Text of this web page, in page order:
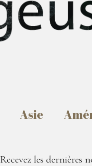
Asie
Recevez les dernières